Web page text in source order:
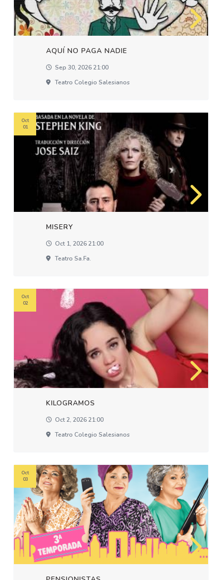
AQUÍ NO PAGA NADIE
Sep 30, 2026 21:00
Teatro Colegio Salesianos
MISERY
Oct 1, 2026 21:00
Teatro Sa.fa.
Oct
01
KILOGRAMOS
Oct 2, 2026 21:00
Teatro Colegio Salesianos
Oct
02
Oct
03